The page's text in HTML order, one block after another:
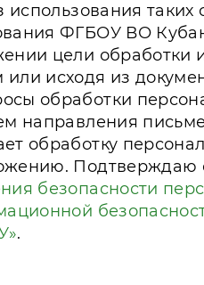
использования
ФГБОУ ВО
цели обработки
исходя из
обработки
направления
обработку
Подтверждаю
безопасности
.